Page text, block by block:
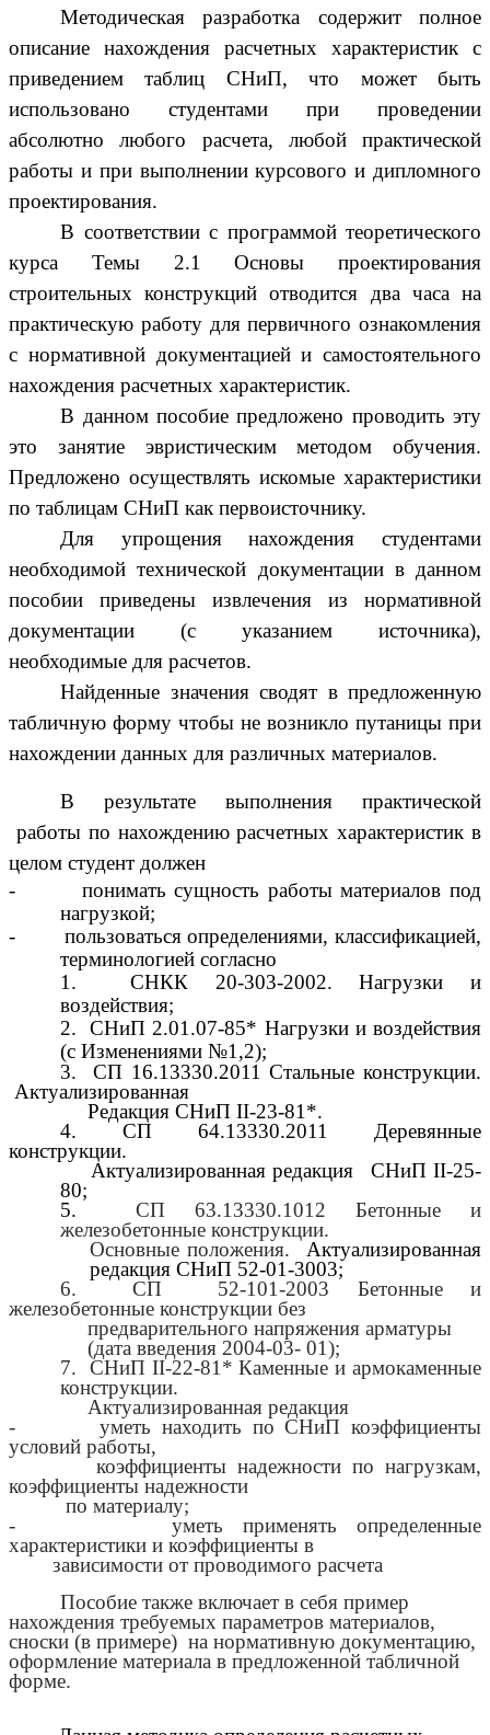
Методическая разработка содержит полное
описание нахождения расчетных характеристик с
приведением таблиц СНиП, что может быть
использовано студентами при проведении
абсолютно любого расчета, любой практической
работы и при выполнении курсового и дипломного
проектирования.
В соответствии с программой теоретического
курса
Темы 2.1 Основы проектирования
строительных конструкций отводится два часа на
практическую работу для первичного ознакомления
с нормативной документацией и самостоятельного
нахождения расчетных характеристик.
В данном пособие предложено проводить эту
это занятие эвристическим методом обучения.
Предложено осуществлять искомые характеристики
по таблицам СНиП как первоисточнику.
Для упрощения нахождения студентами
необходимой технической документации в данном
пособии приведены извлечения из нормативной
документации (с указанием источника),
необходимые для расчетов.
Найденные значения сводят в предложенную
табличную форму чтобы не возникло путаницы при
нахождении данных для различных материалов.
В результате выполнения практической
работы по нахождению расчетных характеристик в
целом студент должен
- понимать сущность работы материалов под
нагрузкой;
- пользоваться определениями, классификацией,
терминологией согласно
1. СНКК 20-303-2002. Нагрузки и
воздействия;
2. СНиП 2.01.07-85* Нагрузки и воздействия
(с Изменениями №1,2);
3. СП 16.13330.2011 Стальные конструкции.
Актуализированная
Редакция СНиП II-23-81*.
4. СП 64.13330.2011 Деревянные
конструкции.
Актуализированная редакция СНиП II-25-
80;
5.СП 63.13330.1012 Бетонные и
железобетонные конструкции.
Основные положения.Актуализированная
редакция СНиП 52-01-3003;
6. СП 52-101-2003 Бетонные и
железобетонные конструкции без
предварительного напряжения арматуры
(дата введения 2004-03- 01);
7. СНиП II-22-81* Каменные и армокаменные
конструкции.
Актуализированная редакция
- уметь находить по СНиП коэффициенты
условий работы,
коэффициенты надежности по нагрузкам,
коэффициенты надежности
по материалу;
- уметь применять определенные
характеристики и коэффициенты в
зависимости от проводимого расчета
Пособие также включает в себя пример
нахождения требуемых параметров материалов,
сноски (в примере) на нормативную документацию,
оформление материала в предложенной табличной
форме.